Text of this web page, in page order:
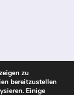
zu
bereitzustellen
Einige